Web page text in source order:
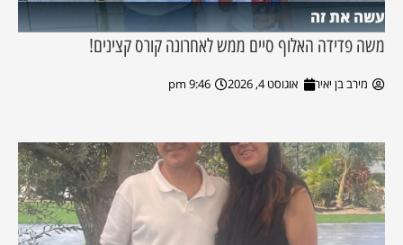
עשה את זה
משה פדידה האלוף סיים ממש לאחרונה קורס קצינים!
מירב בן יאיר אוגוסט 4, 2026 9:46 pm